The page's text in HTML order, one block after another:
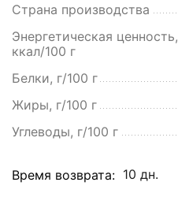
Страна производства
Энергетическая ценность,
ккал/100 г
Белки, г/100 г
Жиры, г/100 г
Углеводы, г/100 г
Время возврата: 10 дн.